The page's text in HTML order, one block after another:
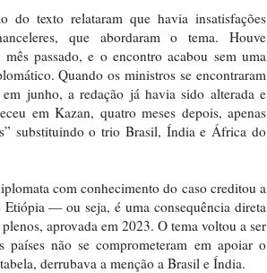
do texto relataram que havia insatisfações
que abordaram o tema. Houve
passado, e o encontro acabou sem uma
Quando os ministros se encontraram
junho, a redação já havia sido alterada e
em Kazan, quatro meses depois, apenas
substituindo o trio Brasil, Índia e África do
com conhecimento do caso creditou a
— ou seja, é uma consequência direta
aprovada em 2023. O tema voltou a ser
não se comprometeram em apoiar o
derrubava a menção a Brasil e Índia.